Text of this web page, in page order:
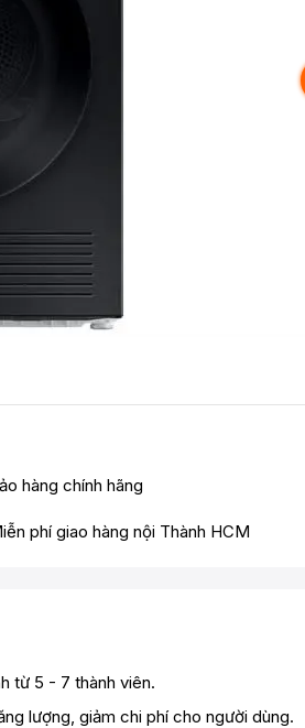
hàng chính hãng
phí giao hàng nội Thành HCM
từ 5 - 7 thành viên.
lượng, giảm chi phí cho người dùng.